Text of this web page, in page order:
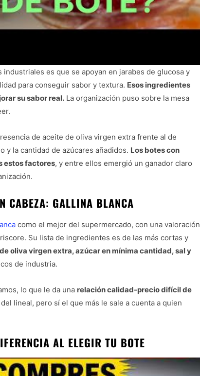
es que se apoyan en jarabes de glucosa y
para conseguir sabor y textura. Esos ingredientes
su sabor real. La organización puso sobre la mesa
de aceite de oliva virgen extra frente al de
y la cantidad de azúcares añadidos. Los botes con
estos factores, y entre ellos emergió un ganador claro
CABEZA: GALLINA BLANCA
como el mejor del supermercado, con una valoración
Su lista de ingredientes es de las más cortas y
oliva virgen extra, azúcar en mínima cantidad, sal y
de industria.
lo que le da una relación calidad-precio difícil de
lineal, pero sí el que más le sale a cuenta a quien
AL ELEGIR TU BOTE